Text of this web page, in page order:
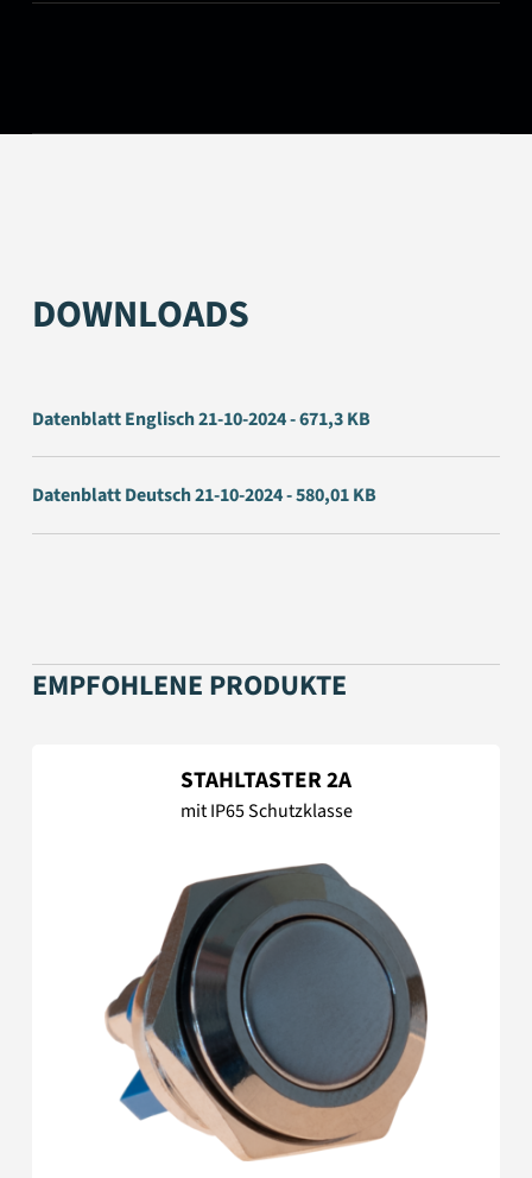
DOWNLOADS
Datenblatt Englisch 21-10-2024 - 671,3 KB
Datenblatt Deutsch 21-10-2024 - 580,01 KB
EMPFOHLENE PRODUKTE
STAHLTASTER 2A
mit IP65 Schutzklasse